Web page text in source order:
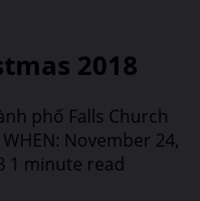
2018
phố Falls Church
November 24,
1 minute read